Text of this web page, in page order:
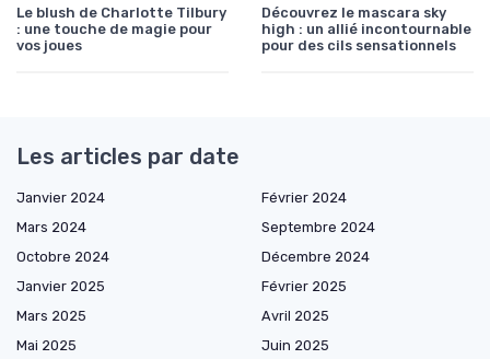
Le blush de Charlotte Tilbury
: une touche de magie pour
vos joues
Découvrez le mascara sky
high : un allié incontournable
pour des cils sensationnels
Les articles par date
Janvier 2024
Février 2024
Mars 2024
Septembre 2024
Octobre 2024
Décembre 2024
Janvier 2025
Février 2025
Mars 2025
Avril 2025
Mai 2025
Juin 2025